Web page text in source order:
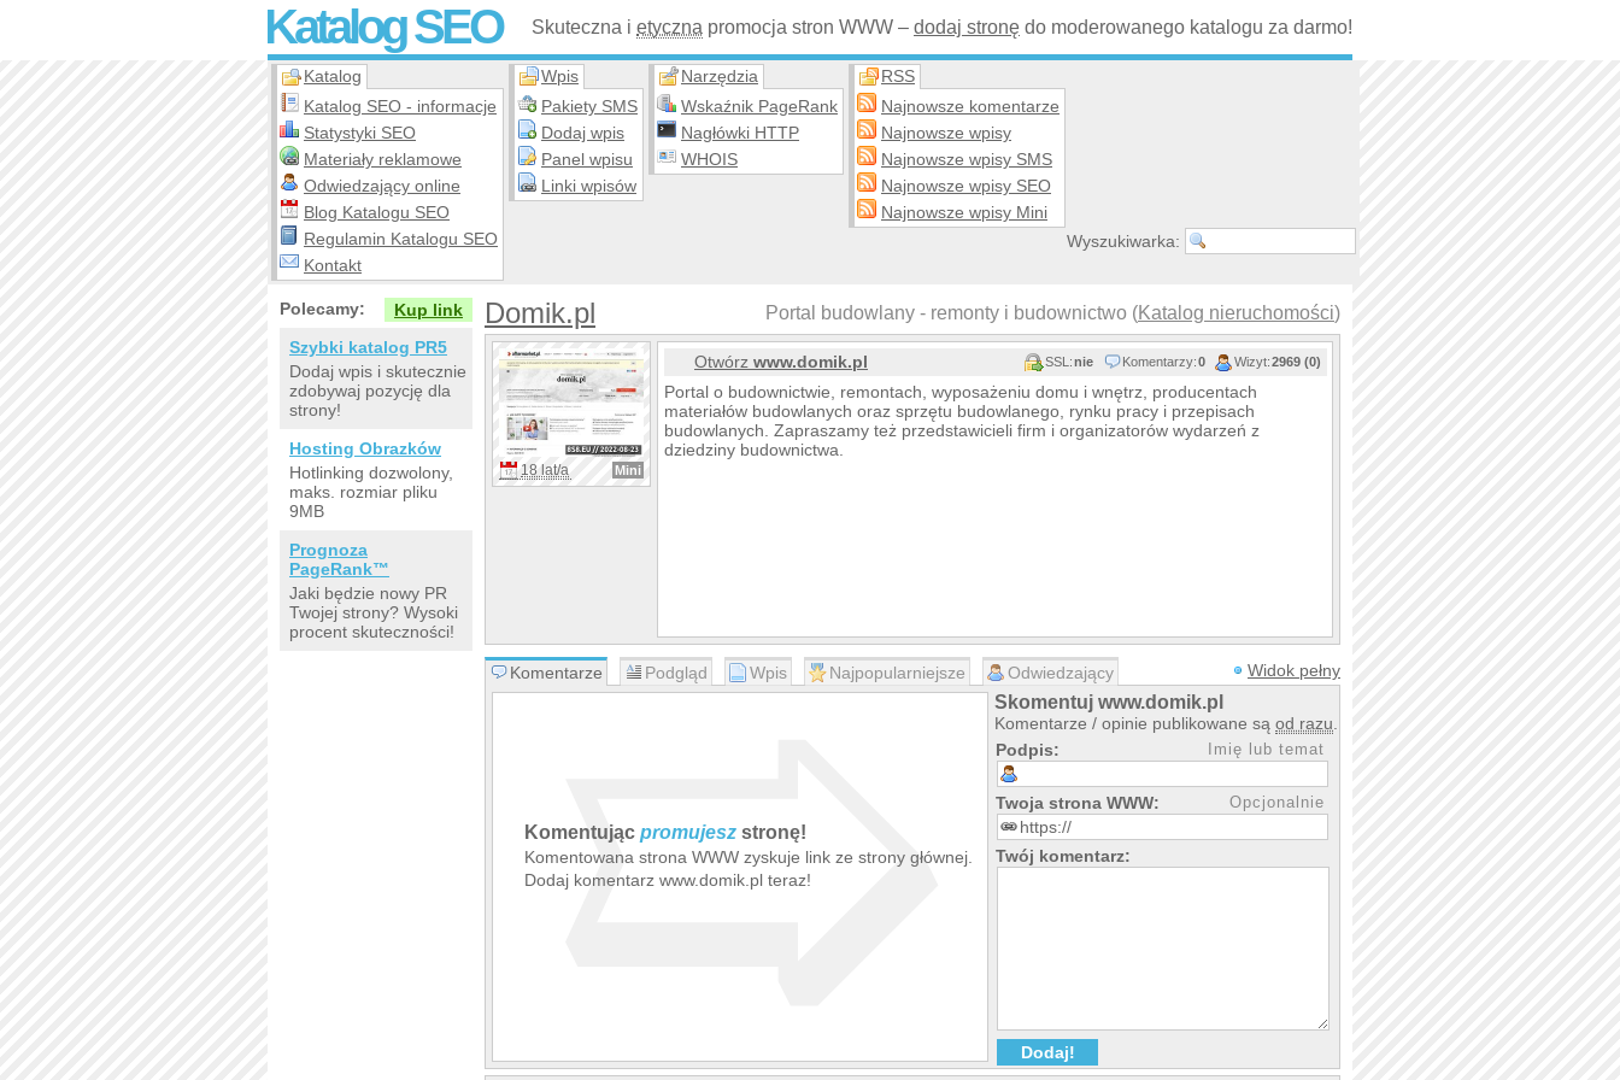
Katalog SEO Skuteczna i etyczna promocja stron WWW – dodaj stronę do moderowanego katalogu za darmo!
Katalog
Katalog SEO - informacje
Statystyki SEO
Materiały reklamowe
Odwiedzający online
Blog Katalogu SEO
Regulamin Katalogu SEO
Kontakt
Wpis
Pakiety SMS
Dodaj wpis
Panel wpisu
Linki wpisów
Narzędzia
Wskaźnik PageRank
Nagłówki HTTP
WHOIS
RSS
Najnowsze komentarze
Najnowsze wpisy
Najnowsze wpisy SMS
Najnowsze wpisy SEO
Najnowsze wpisy Mini
Wyszukiwarka:
Domik.pl Portal budowlany - remonty i budownictwo (Katalog nieruchomości)
18 lat/a Mini
Otwórz www.domik.pl SSL:nie Komentarzy:0 Wizyt:2969 (0)
Portal o budownictwie, remontach, wyposażeniu domu i wnętrz, producentach
materiałów budowlanych oraz sprzętu budowlanego, rynku pracy i przepisach
budowlanych. Zapraszamy też przedstawicieli firm i organizatorów wydarzeń z
dziedziny budownictwa.
Komentarze Podgląd Wpis Najpopularniejsze Odwiedzający Widok pełny
Komentując promujesz stronę!
Komentowana strona WWW zyskuje link ze strony głównej.
Dodaj komentarz www.domik.pl teraz!
➯ Skomentuj www.domik.pl
Komentarze / opinie publikowane są od razu
Podpis:
Imię lub temat
Twoja strona WWW: Opcjonalnie
Twój komentarz:
Polecamy:
Kup link
Szybki katalog PR5
Dodaj wpis i skutecznie
zdobywaj pozycję dla
strony!
Hosting Obrazków
Hotlinking dozwolony,
maks. rozmiar pliku
9MB
Prognoza
PageRank™
Jaki będzie nowy PR
Twojej strony? Wysoki
procent skuteczności!